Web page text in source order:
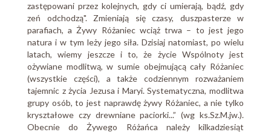
zastępowani przez kolejnych, gdy ci umierają, bądź, gdy
zeń odchodzą". Zmieniają się czasy, duszpasterze w
parafiach, a Żywy Różaniec wciąż trwa – to jest jego
natura i w tym leży jego siła. Dzisiaj natomiast, po wielu
latach, wiemy jeszcze i to, że życie Wspólnoty jest
ożywiane modlitwą, w sumie obejmującą cały Różaniec
(wszystkie części), a także codziennym rozważaniem
tajemnic z życia Jezusa i Maryi. Systematyczna, modlitwa
grupy osób, to jest naprawdę żywy Różaniec, a nie tylko
kryształowe czy drewniane paciorki...” (wg ks.Sz.M.jw.).
Obecnie do Żywego Różańca należy kilkadziesiąt